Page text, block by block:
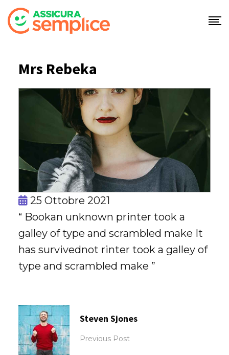
Skip
to
Mrs Rebeka
25 Ottobre 2021
“ Bookan unknown printer took a
galley of type and scrambled make It
has survivednot rinter took a galley of
type and scrambled make ”
Steven Sjones
Previous Post